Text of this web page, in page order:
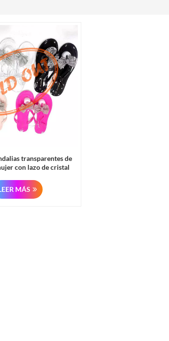
transparentes de
con lazo de cristal
MÁS